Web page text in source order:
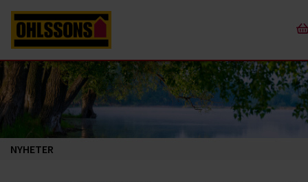
NYHETER